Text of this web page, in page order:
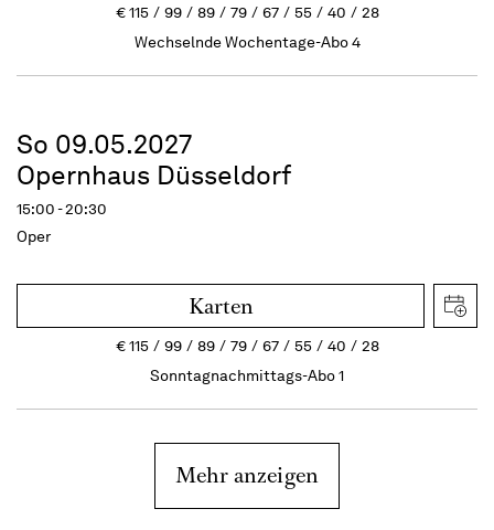
€115 99 89 79 67 55 40
28
Wechselnde Wochentage-Abo 4
So 09.05.2027
Opernhaus Düsseldorf
15:00 - 20:30
Oper
Karten
€115 99 89 79 67 55 40
28
Sonntagnachmittags-Abo 1
Mehr anzeigen